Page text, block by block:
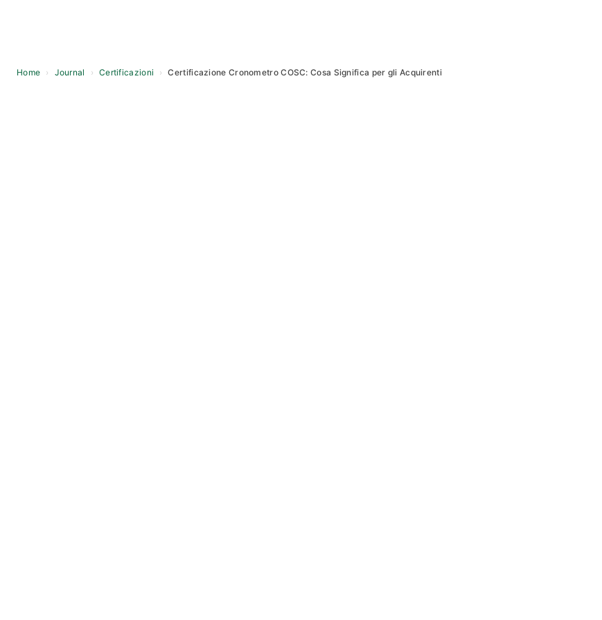
Home › Journal › Certificazioni › Certificazione Cronometro COSC: Cosa Significa per gli Acquirenti